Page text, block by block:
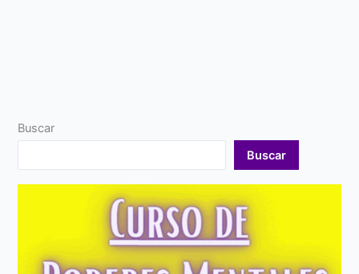
Buscar
Buscar